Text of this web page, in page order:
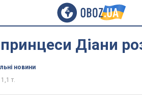
Діани
новини
1,1 т.